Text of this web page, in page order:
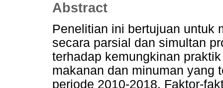
Abstract
Penelitian ini bertujuan untuk
secara parsial dan simultan
terhadap kemungkinan
makanan dan minuman yang
periode 2010-2018. Faktor-